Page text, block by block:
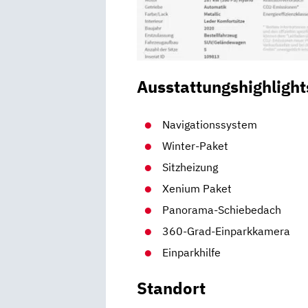
Navigationssystem
Winter-Paket
Sitzheizung
Xenium Paket
Panorama-Schiebedach
360-Grad-Einparkkamera
Einparkhilfe
Standort